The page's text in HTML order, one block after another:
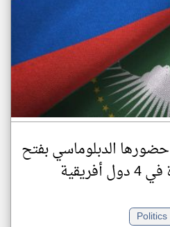
الدبلوماسي بفتح
Politics